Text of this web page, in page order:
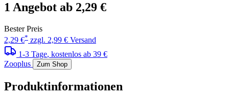
1 Angebot ab 2,29 €
Bester Preis
2,29 €* zzgl. 2,99 € Versand
1-3 Tage, kostenlos ab 39 €
Zooplus
Zum Shop
Produktinformationen